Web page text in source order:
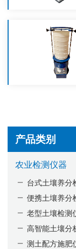
产品类别
农业检测仪器
台式土壤养分
便携土壤养分
老型土壤检测
高智能土壤分
测土配方施肥